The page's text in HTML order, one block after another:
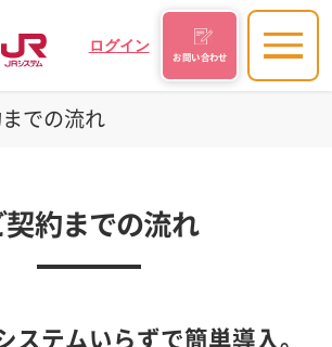
ログイン
お問い合わせ
での流れ
契約までの流れ
ステムいらずで簡単導入。